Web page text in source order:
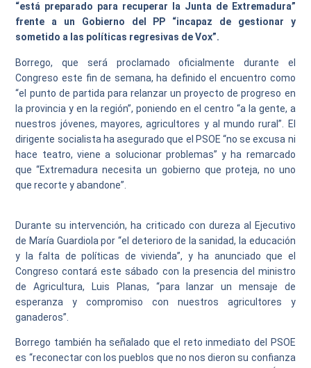
“está preparado para recuperar la Junta de Extremadura”
frente a un Gobierno del PP “incapaz de gestionar y
sometido a las políticas regresivas de Vox”.
Borrego, que será proclamado oficialmente durante el
Congreso este fin de semana, ha definido el encuentro como
“el punto de partida para relanzar un proyecto de progreso en
la provincia y en la región”, poniendo en el centro “a la gente, a
nuestros jóvenes, mayores, agricultores y al mundo rural”. El
dirigente socialista ha asegurado que el PSOE “no se excusa ni
hace teatro, viene a solucionar problemas” y ha remarcado
que “Extremadura necesita un gobierno que proteja, no uno
que recorte y abandone”.
Durante su intervención, ha criticado con dureza al Ejecutivo
de María Guardiola por “el deterioro de la sanidad, la educación
y la falta de políticas de vivienda”, y ha anunciado que el
Congreso contará este sábado con la presencia del ministro
de Agricultura, Luis Planas, “para lanzar un mensaje de
esperanza y compromiso con nuestros agricultores y
ganaderos”.
Borrego también ha señalado que el reto inmediato del PSOE
es “reconectar con los pueblos que no nos dieron su confianza